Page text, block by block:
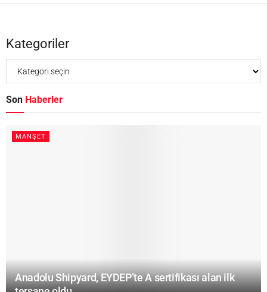
Kategoriler
Son Haberler
MANŞET
Anadolu Shipyard, EYDEP’te A sertifikası alan ilk